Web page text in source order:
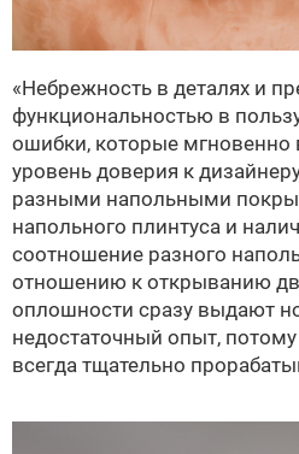
«Небрежность в деталях и
функциональностью в
ошибки, которые
уровень доверия к
разными напольными
напольного плинтуса и
соотношение разного
отношению к открыванию
оплошности сразу выдают
недостаточный опыт,
всегда тщательно